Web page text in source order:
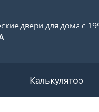
двери для дома с
Калькулятор